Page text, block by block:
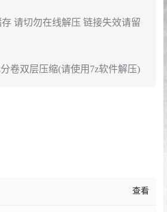
请切勿在线解压 链接失效请留
卷双层压缩(请使用7z软件解压)
查看